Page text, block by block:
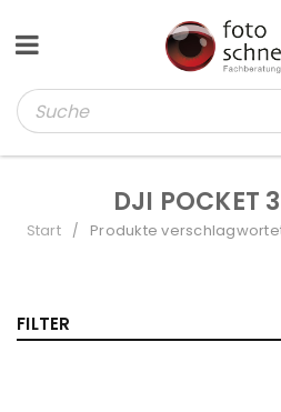
DJI POCKET
Start / Produkte
FILTER